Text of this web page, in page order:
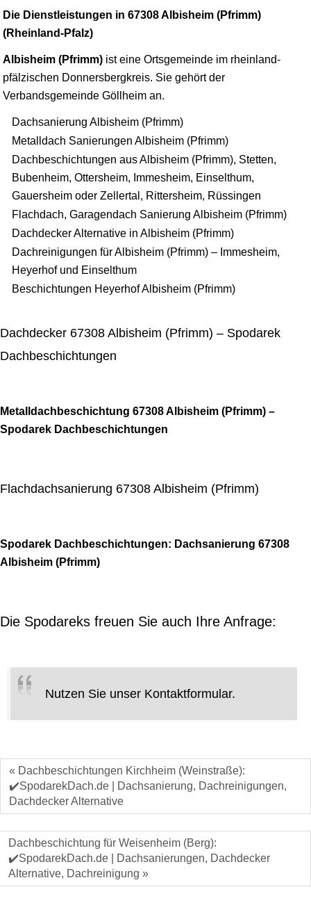
Die Dienstleistungen in 67308 Albisheim (Pfrimm)
(Rheinland-Pfalz)
Albisheim (Pfrimm) ist eine Ortsgemeinde im rheinland-
pfälzischen Donnersbergkreis. Sie gehört der
Verbandsgemeinde Göllheim an.
Dachsanierung Albisheim (Pfrimm)
Metalldach Sanierungen Albisheim (Pfrimm)
Dachbeschichtungen aus Albisheim (Pfrimm), Stetten,
Bubenheim, Ottersheim, Immesheim, Einselthum,
Gauersheim oder Zellertal, Rittersheim, Rüssingen
Flachdach, Garagendach Sanierung Albisheim (Pfrimm)
Dachdecker Alternative in Albisheim (Pfrimm)
Dachreinigungen für Albisheim (Pfrimm) – Immesheim,
Heyerhof und Einselthum
Beschichtungen Heyerhof Albisheim (Pfrimm)
Dachdecker 67308 Albisheim (Pfrimm) – Spodarek
Dachbeschichtungen
Metalldachbeschichtung 67308 Albisheim (Pfrimm) –
Spodarek Dachbeschichtungen
Flachdachsanierung 67308 Albisheim (Pfrimm)
Spodarek Dachbeschichtungen: Dachsanierung 67308
Albisheim (Pfrimm)
Die Spodareks freuen Sie auch Ihre Anfrage:
Nutzen Sie unser Kontaktformular.
« Dachbeschichtungen Kirchheim (Weinstraße):
✔️SpodarekDach.de | Dachsanierung, Dachreinigungen,
Dachdecker Alternative
Dachbeschichtung für Weisenheim (Berg):
✔️SpodarekDach.de | Dachsanierungen, Dachdecker
Alternative, Dachreinigung »